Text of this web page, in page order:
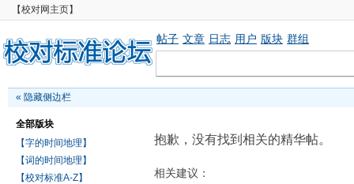
【校对网主页】
帖子 文章 日志 用户 版块 群组
« 隐藏侧边栏
全部版块
【字的时间地理】
【词的时间地理】
【校对标准A-Z】
抱歉，没有找到相关的精华帖。
相关建议：